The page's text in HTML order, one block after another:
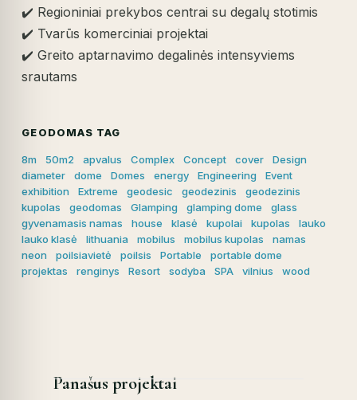
✔️ Regioniniai prekybos centrai su degalų stotimis
✔️ Tvarūs komerciniai projektai
✔️ Greito aptarnavimo degalinės intensyviems
srautams
GEODOMAS TAG
8m 50m2 apvalus Complex Concept cover
Design
diameter
dome Domes energy Engineering
Event
exhibition
Extreme geodesic geodezinis
geodezinis
kupolas
geodomas Glamping glamping dome
glass
gyvenamasis namas
house klasė kupolai kupolas
lauko
lauko klasė
lithuania mobilus mobilus kupolas
namas
neon
poilsiavietė poilsis Portable
portable dome
projektas
renginys Resort sodyba SPA vilnius wood
Panašus projektai